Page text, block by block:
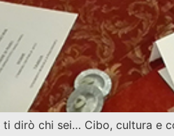
ti dirò chi sei… Cibo, cultura e